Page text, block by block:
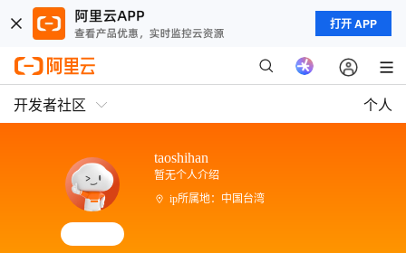
打开 APP
开发者社区 个人
taoshihan
暂无个人介绍
ip所属地：中国台湾